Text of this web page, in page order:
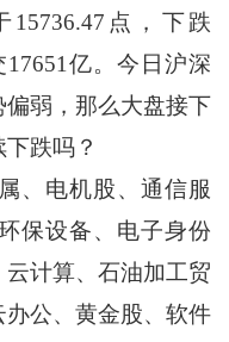
点，下跌
17651亿。今日沪深
弱，那么大盘接下
跌吗？
电机股、通信服
保设备、电子身份
计算、石油加工贸
公、黄金股、软件